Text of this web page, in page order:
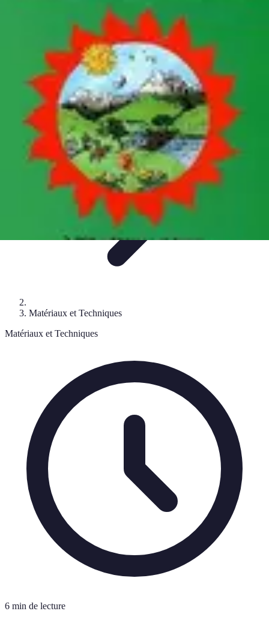
Choix du menuisierServices de menuiserie
Choix du
Matériaux et TechniquesConseils pratiques
Services Menuisier
Matériaux et Techniques
Matériaux et Techniques
6 min de lecture